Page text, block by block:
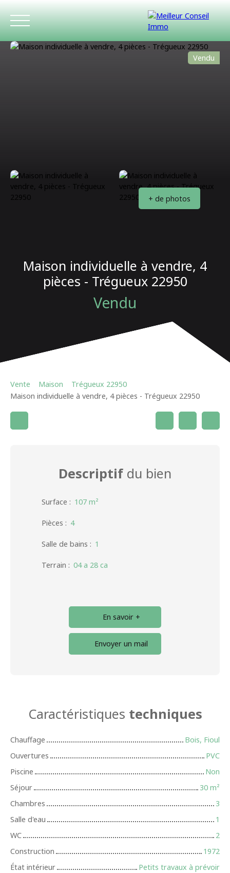
Vendu
+ de photos
Maison individuelle à vendre, 4
pièces - Trégueux 22950
Vendu
Vente Maison
Trégueux 22950
Maison individuelle à vendre, 4 pièces - Trégueux 22950
Descriptif du bien
Surface : 107 m²
Pièces : 4
Salle de bains : 1
Terrain : 04 a 28 ca
En savoir +
Envoyer un mail
Caractéristiques techniques
Chauffage
Bois, Fioul
Ouvertures
PVC
Piscine
Non
Séjour
30 m²
Chambres
3
Salle d'eau
1
WC
2
Construction
1972
État intérieur
Petits travaux à prévoir